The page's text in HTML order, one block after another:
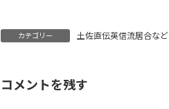
カテゴリー 土佐直伝英信流居合など
コメントを残す